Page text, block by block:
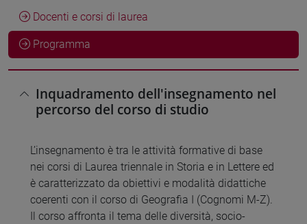
Docenti e corsi di laurea
Programma
Inquadramento dell'insegnamento nel
percorso del corso di studio
L’insegnamento è tra le attività formative di base
nei corsi di Laurea triennale in Storia e in Lettere ed
è caratterizzato da obiettivi e modalità didattiche
coerenti con il corso di Geografia I (Cognomi M-Z).
Il corso affronta il tema delle diversità, socio-